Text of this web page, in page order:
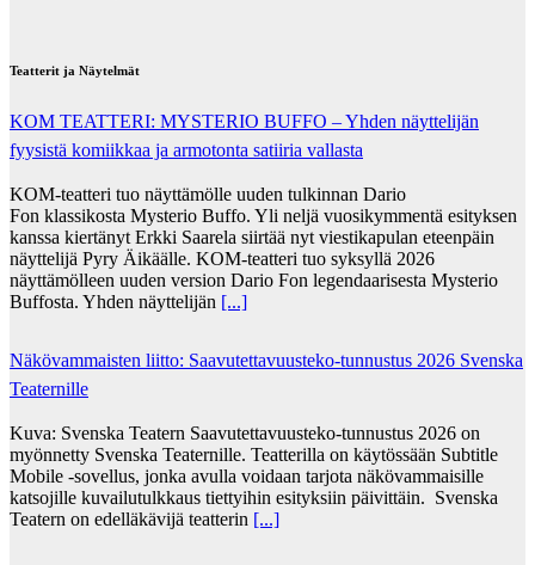
Teatterit ja Näytelmät
KOM TEATTERI: MYSTERIO BUFFO – Yhden näyttelijän
fyysistä komiikkaa ja armotonta satiiria vallasta
KOM-teatteri tuo näyttämölle uuden tulkinnan Dario
Fon klassikosta Mysterio Buffo. Yli neljä vuosikymmentä esityksen
kanssa kiertänyt Erkki Saarela siirtää nyt viestikapulan eteenpäin
näyttelijä Pyry Äikäälle. KOM-teatteri tuo syksyllä 2026
näyttämölleen uuden version Dario Fon legendaarisesta Mysterio
Buffosta. Yhden näyttelijän [...]
Näkövammaisten liitto: Saavutettavuusteko-tunnustus 2026 Svenska
Teaternille
Kuva: Svenska Teatern Saavutettavuusteko-tunnustus 2026 on
myönnetty Svenska Teaternille. Teatterilla on käytössään Subtitle
Mobile -sovellus, jonka avulla voidaan tarjota näkövammaisille
katsojille kuvailutulkkaus tiettyihin esityksiin päivittäin. Svenska
Teatern on edelläkävijä teatterin [...]